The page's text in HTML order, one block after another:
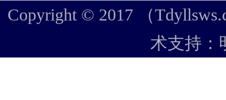
Copyright © 2017 （
术支持：